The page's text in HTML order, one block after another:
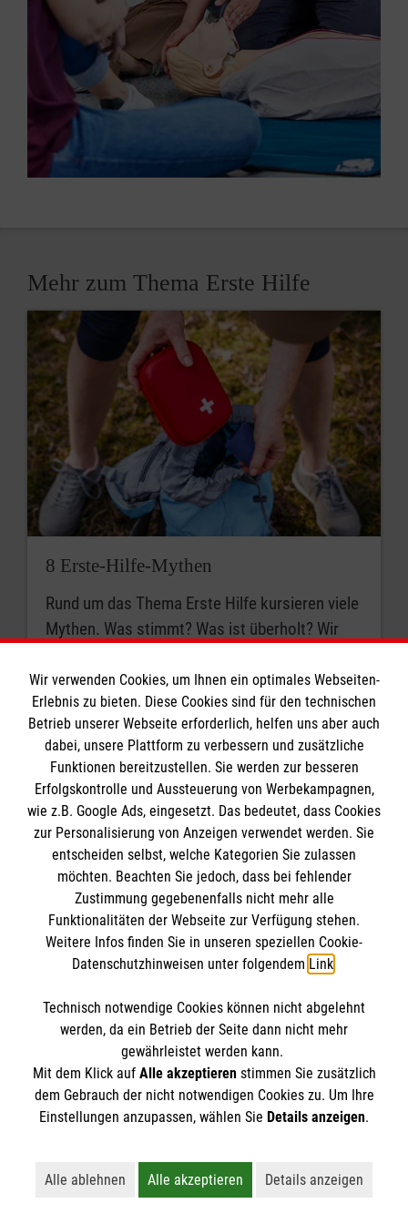
Mehr zum Thema Erste Hilfe
8 Erste-Hilfe-Mythen
Rund um das Thema Erste Hilfe kursieren viele
Mythen. Was stimmt? Was ist überholt? Wir
Erste Hilfe bei älteren Menschen
Darauf müssen Sie achten, wenn ein älterer
Mensch in Not gerät.
Vielleicht interessiert Sie auch... ?
Wir verwenden Cookies, um Ihnen ein optimales Webseiten-
Erlebnis zu bieten. Diese Cookies sind für den technischen
Betrieb unserer Webseite erforderlich, helfen uns aber auch
dabei, unsere Plattform zu verbessern und zusätzliche
Funktionen bereitzustellen. Sie werden zur besseren
Erfolgskontrolle und Aussteuerung von Werbekampagnen,
wie z.B. Google Ads, eingesetzt. Das bedeutet, dass Cookies
zur Personalisierung von Anzeigen verwendet werden. Sie
entscheiden selbst, welche Kategorien Sie zulassen
möchten. Beachten Sie jedoch, dass bei fehlender
Zustimmung gegebenenfalls nicht mehr alle
Funktionalitäten der Webseite zur Verfügung stehen.
Weitere Infos finden Sie in unseren speziellen Cookie-
Datenschutzhinweisen unter folgendem Link.
Technisch notwendige Cookies können nicht abgelehnt
werden, da ein Betrieb der Seite dann nicht mehr
gewährleistet werden kann.
Mit dem Klick auf Alle akzeptierenstimmen Sie zusätzlich
dem Gebrauch der nicht notwendigen Cookies zu. Um Ihre
Einstellungen anzupassen, wählen Sie Details anzeigen.
Alle ablehnen
Lehnt alle nicht-essentiellen Cookies ab
Alle akzeptieren
Akzeptiert alle Cookies
Details anzeigen